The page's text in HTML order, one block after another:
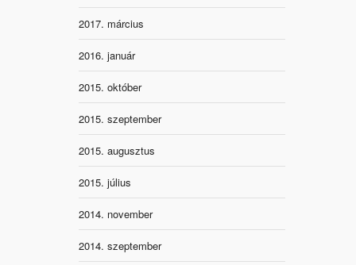
2017. március
2016. január
2015. október
2015. szeptember
2015. augusztus
2015. július
2014. november
2014. szeptember